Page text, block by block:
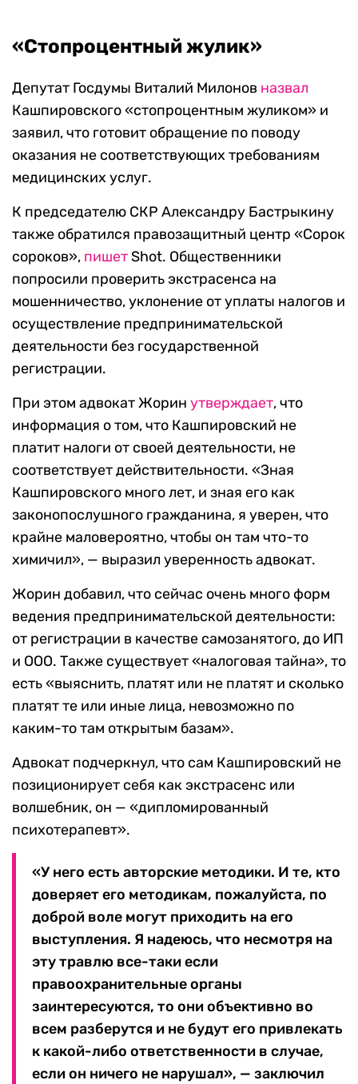
«Стопроцентный жулик»
Депутат Госдумы Виталий Милонов назвал
Кашпировского «стопроцентным жуликом» и
заявил, что готовит обращение по поводу
оказания не соответствующих требованиям
медицинских услуг.
К председателю СКР Александру Бастрыкину
также обратился правозащитный центр «Сорок
сороков», пишетShot. Общественники
попросили проверить экстрасенса на
мошенничество, уклонение от уплаты налогов и
осуществление предпринимательской
деятельности без государственной
регистрации.
При этом адвокат Жорин утверждает, что
информация о том, что Кашпировский не
платит налоги от своей деятельности, не
соответствует действительности. «Зная
Кашпировского много лет, и зная его как
законопослушного гражданина, я уверен, что
крайне маловероятно, чтобы он там что-то
химичил», — выразил уверенность адвокат.
Жорин добавил, что сейчас очень много форм
ведения предпринимательской деятельности:
от регистрации в качестве самозанятого, до ИП
и ООО. Также существует «налоговая тайна», то
есть «выяснить, платят или не платят и сколько
платят те или иные лица, невозможно по
каким-то там открытым базам».
Адвокат подчеркнул, что сам Кашпировский не
позиционирует себя как экстрасенс или
волшебник, он — «дипломированный
психотерапевт».
«У него есть авторские методики. И те, кто
доверяет его методикам, пожалуйста, по
доброй воле могут приходить на его
выступления. Я надеюсь, что несмотря на
эту травлю все-таки если
правоохранительные органы
заинтересуются, то они объективно во
всем разберутся и не будут его привлекать
к какой-либо ответственности в случае,
если он ничего не нарушал», — заключил